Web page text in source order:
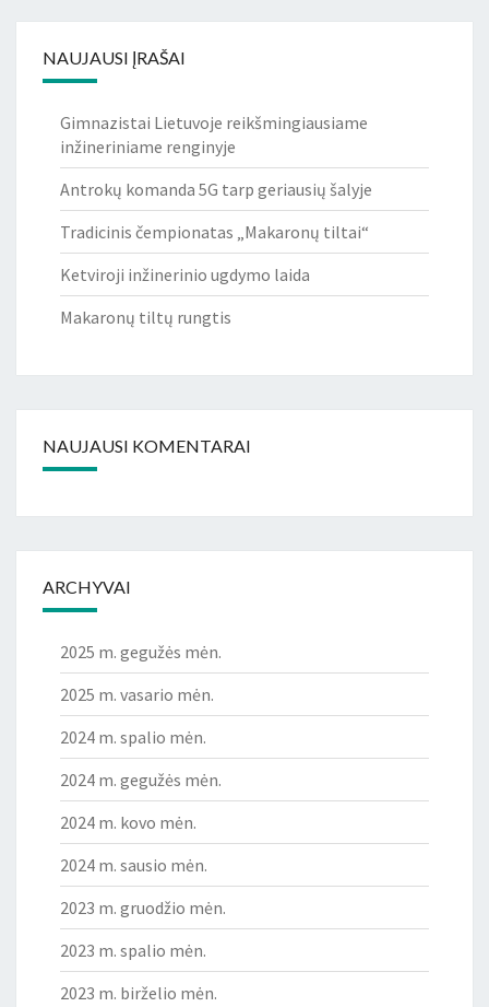
NAUJAUSI ĮRAŠAI
Gimnazistai Lietuvoje reikšmingiausiame
inžineriniame renginyje
Antrokų komanda 5G tarp geriausių šalyje
Tradicinis čempionatas „Makaronų tiltai“
Ketviroji inžinerinio ugdymo laida
Makaronų tiltų rungtis
NAUJAUSI KOMENTARAI
ARCHYVAI
2025 m. gegužės mėn.
2025 m. vasario mėn.
2024 m. spalio mėn.
2024 m. gegužės mėn.
2024 m. kovo mėn.
2024 m. sausio mėn.
2023 m. gruodžio mėn.
2023 m. spalio mėn.
2023 m. birželio mėn.